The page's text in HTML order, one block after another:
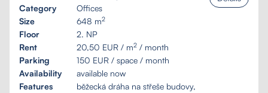
Category
Offices
Size
648 m2
Floor
2. NP
Rent
20,50 EUR / m2 / month
Parking
150 EUR / space / month
Availability
available now
Features
běžecká dráha na střeše budovy,